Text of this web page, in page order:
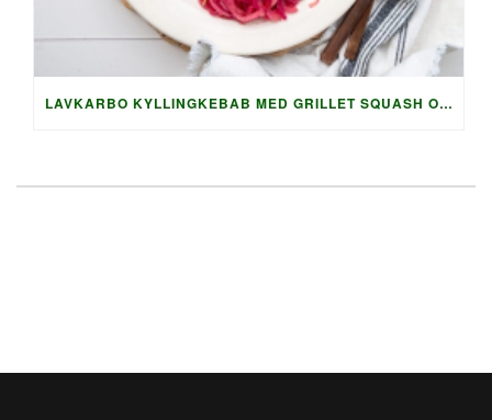
LAVKARBO KYLLINGKEBAB MED GRILLET SQUASH OG AUBERGINE